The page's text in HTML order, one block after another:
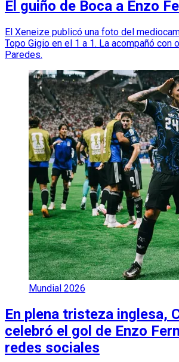
El guiño de Boca a Enzo
El Xeneize publicó una foto del
Topo Gigio en el 1 a 1. La acompañó con
Paredes.
Mundial 2026
En plena tristeza inglesa,
celebró el gol de Enzo
redes sociales